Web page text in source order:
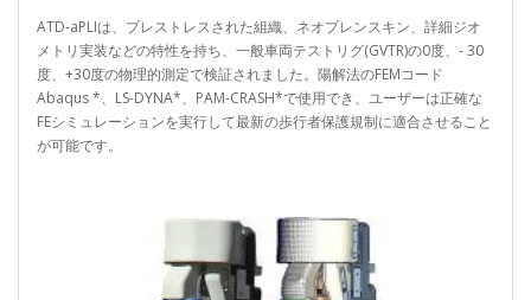
ATD-aPLIは、プレストレスされた組織、ネオプレンスキン、詳細ジオ
メトリ実装などの特性を持ち、一般車両テストリグ(GVTR)の0度、- 30
度、+30度の物理的測定で検証されました。陽解法のFEMコード
Abaqus *、LS-DYNA*、PAM-CRASH*で使用でき、ユーザーは正確な
FEシミュレーションを実行して最新の歩行者保護規制に適合させること
が可能です。